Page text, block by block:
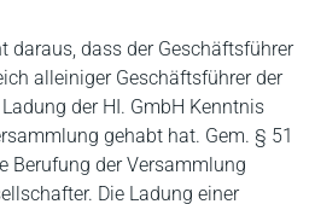
daraus, dass der Geschäftsführer
alleiniger Geschäftsführer der
der HI. GmbH Kenntnis
gehabt hat. Gem. § 51
Berufung der Versammlung
Die Ladung einer